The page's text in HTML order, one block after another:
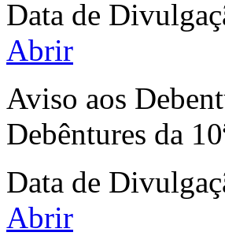
Data de
Abrir
Aviso aos
Debêntures da
Data de
Abrir